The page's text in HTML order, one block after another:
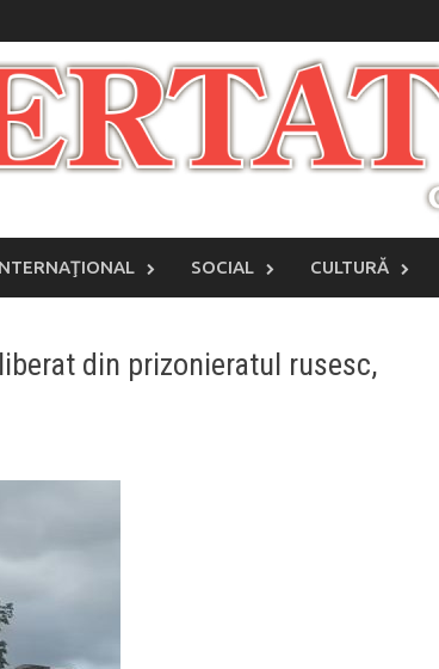
SOCIAL CULTURĂ
din prizonieratul rusesc,